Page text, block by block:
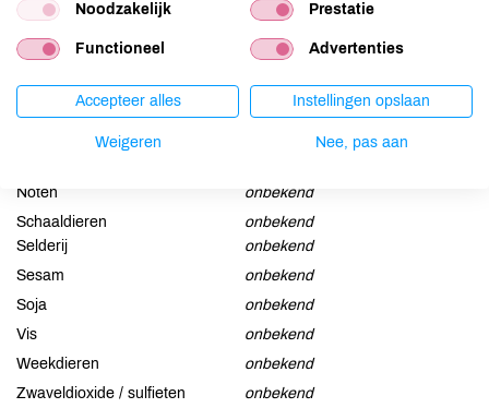
Aardnoten
onbekend
Ei
onbekend
onbekend
Noten
onbekend
Schaaldieren
onbekend
Selderij
onbekend
Sesam
onbekend
Soja
onbekend
Vis
onbekend
Weekdieren
onbekend
Zwaveldioxide / sulfieten
onbekend
Noodzakelijk Prestatie
Functioneel Advertenties
Accepteer alles Instellingen opslaan
Weigeren Nee, pas aan